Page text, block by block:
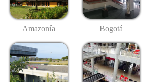
Amazonía Bogotá